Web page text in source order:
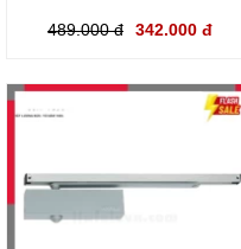
489.000 đ 342.000 đ